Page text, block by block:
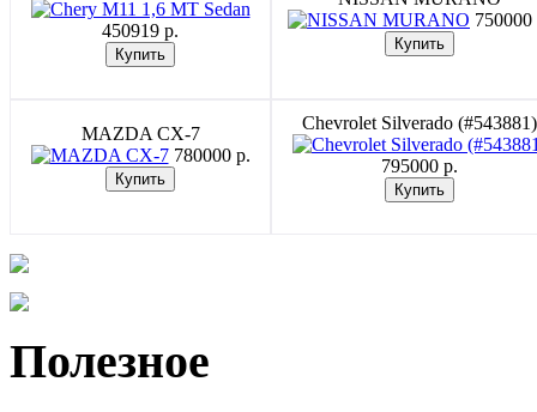
450919 p.
750000
MAZDA CX-7
780000 p.
Chevrolet Silverado (#543881)
795000 p.
Полезное